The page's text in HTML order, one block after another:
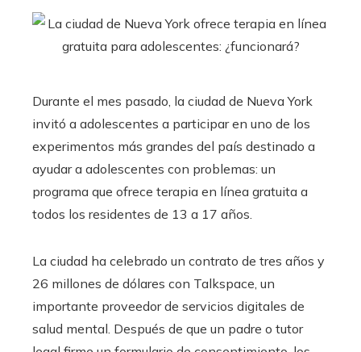
Durante el mes pasado, la ciudad de Nueva York
invitó a adolescentes a participar en uno de los
experimentos más grandes del país destinado a
ayudar a adolescentes con problemas: un
programa que ofrece terapia en línea gratuita a
todos los residentes de 13 a 17 años.
La ciudad ha celebrado un contrato de tres años y
26 millones de dólares con Talkspace, un
importante proveedor de servicios digitales de
salud mental. Después de que un padre o tutor